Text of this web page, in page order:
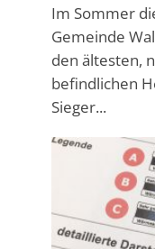
Im Sommer
Gemeinde
den ältesten,
befindlichen
Sieger...